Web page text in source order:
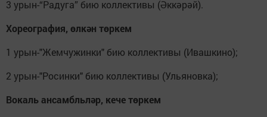
3 урын-“Радуга” бию коллективы (Әккәрәй).
Хореография, өлкән төркем
1 урын-"Жемчужинки" бию коллективы (Ивашкино);
2 урын-"Росинки" бию коллективы (Ульяновка);
Вокаль ансамбльләр, кече төркем